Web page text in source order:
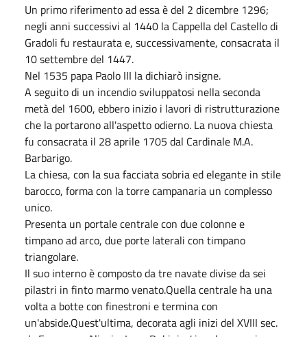
Un primo riferimento ad essa è del 2 dicembre 1296;
negli anni successivi al 1440 la Cappella del Castello di
Gradoli fu restaurata e, successivamente, consacrata il
10 settembre del 1447.
Nel 1535 papa Paolo III la dichiarò insigne.
A seguito di un incendio sviluppatosi nella seconda
metà del 1600, ebbero inizio i lavori di ristrutturazione
che la portarono all'aspetto odierno. La nuova chiesta
fu consacrata il 28 aprile 1705 dal Cardinale M.A.
Barbarigo.
La chiesa, con la sua facciata sobria ed elegante in stile
barocco, forma con la torre campanaria un complesso
unico.
Presenta un portale centrale con due colonne e
timpano ad arco, due porte laterali con timpano
triangolare.
Il suo interno è composto da tre navate divise da sei
pilastri in finto marmo venato.Quella centrale ha una
volta a botte con finestroni e termina con
un'abside.Quest'ultima, decorata agli inizi del XVIII sec.